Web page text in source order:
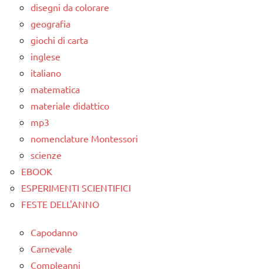
TUTTI GLI
ARGOMENTI
PER ETA'
TUTTI GLI
ARTICOLI
disegni da colorare
geografia
giochi di carta
inglese
italiano
matematica
materiale didattico
mp3
nomenclature Montessori
scienze
EBOOK
ESPERIMENTI SCIENTIFICI
FESTE DELL'ANNO
Capodanno
Carnevale
Compleanni